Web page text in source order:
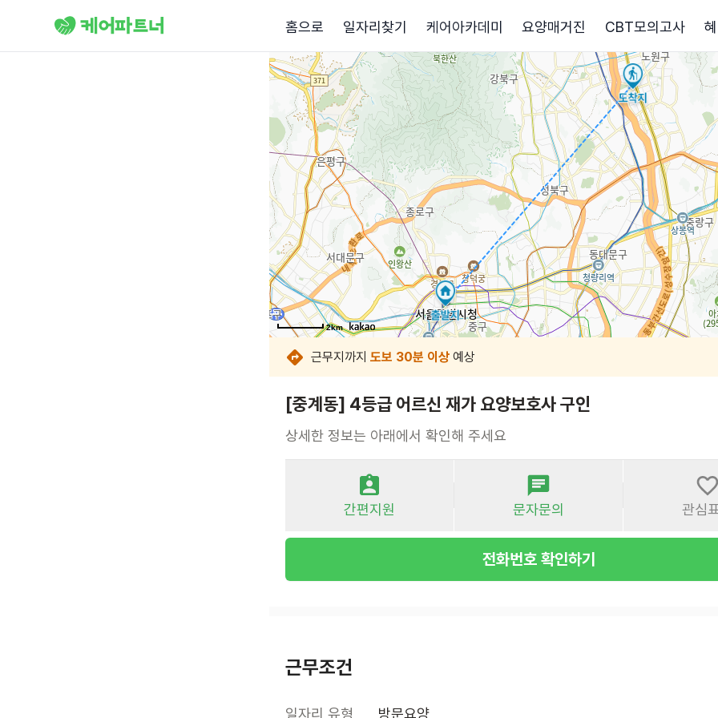
홈으로 일자리찾기 케어아카데미 요양매거진 CBT모의고사
2km
2km
2km
2km
2km
2km
2km
2km
근무지까지 도보 30분 이상 예상
[중계동] 4등급 어르신 재가 요양보호사 구인
상세한 정보는 아래에서 확인해 주세요
간편지원 문자문의 관심
전화번호 확인하기
근무조건
일자리 유형 방문요양